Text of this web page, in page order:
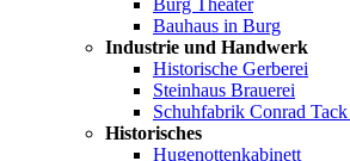
Burg Theater
Bauhaus in Burg
Industrie und Handwerk
Historische Gerberei
Steinhaus Brauerei
Schuhfabrik Conrad
Historisches
Hugenottenkabinett